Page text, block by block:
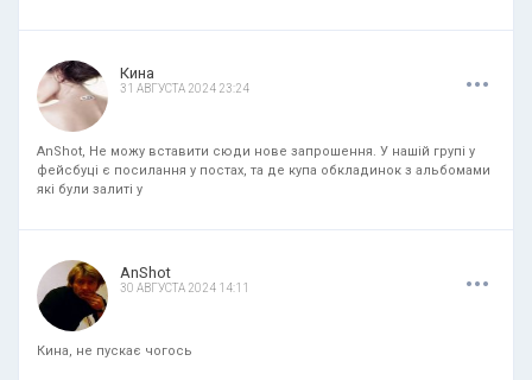
Кина
31 АВГУСТА 2024 23:24 ...
AnShot, Не можу вставити сюди нове запрошення. У нашій групі у
фейсбуці є посилання у постах, та де купа обкладинок з альбомами
які були залиті у
AnShot
30 АВГУСТА 2024 14:11 ...
Кина, не пускає чогось